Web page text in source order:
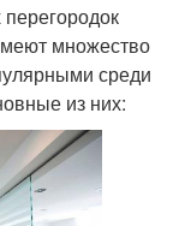
множество
среди
из них: